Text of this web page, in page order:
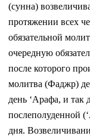
(сунна)
протяжении всех
обязательной
очередную
после которого
молитва (Фаджр)
день ‘Арафа, и так
послеполуденной
дня.